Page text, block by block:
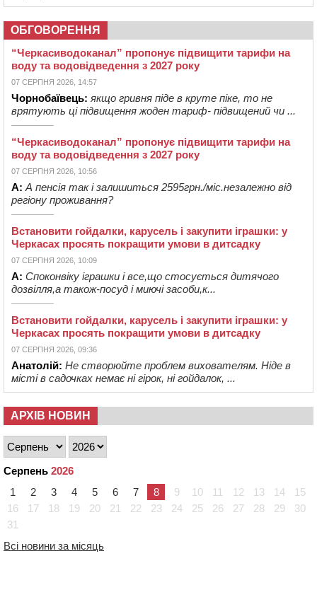
ОБГОВОРЕННЯ
“Черкасиводоканал” пропонує підвищити тарифи на
воду та водовідведення з 2027 року
07 СЕРПНЯ 2026, 14:57
Чорнобаївець: якщо гривня піде в круте піке, то не
врятують ці підвищення жоден тариф- підвищений чи ...
“Черкасиводоканал” пропонує підвищити тарифи на
воду та водовідведення з 2027 року
07 СЕРПНЯ 2026, 10:56
А: А пенсія так і залишиться 2595грн./міс.незалежно від
регіону проживання?
Встановити гойдалки, карусель і закупити іграшки: у
Черкасах просять покращити умови в дитсадку
07 СЕРПНЯ 2026, 10:09
А: Споконвіку іграшки і все,що стосується дитячого
дозвілля,а також-посуд і миючі засоби,к...
Встановити гойдалки, карусель і закупити іграшки: у
Черкасах просять покращити умови в дитсадку
07 СЕРПНЯ 2026, 09:36
Анатолій: Не створюйте проблем вихователям. Ніде в
місті в садочках немає ні гірок, ні гойдалок, ...
АРХІВ НОВИН
Серпень 2026
1
2 3 4 5 6 7 8 9 10 11 12 13 14
15
16
17 18 19 20 21 22 23 24 25 26 27 28 29
30
31
Всі новини за місяць